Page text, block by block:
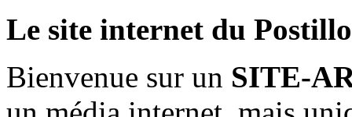
Le site internet du
Bienvenue sur un SITE-